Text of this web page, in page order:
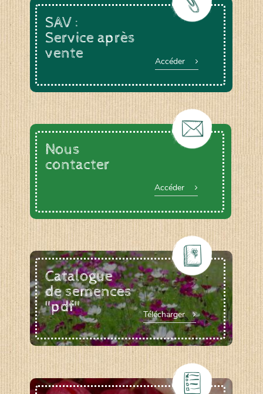
www.semaille.com
SAV :
Service après
vente
Accéder
Nous
contacter
Accéder
Catalogue
de semences
"pdf"
Télécharger